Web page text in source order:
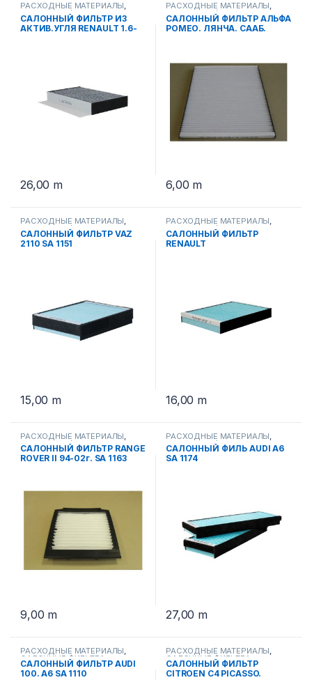
РАСХОДНЫЕ МАТЕРИАЛЫ,
САЛОННЫЕ ФИЛЬТРА
САЛОННЫЙ ФИЛЬТР ИЗ
АКТИВ.УГЛЯ RENAULT 1.6-
26,00 m
РАСХОДНЫЕ МАТЕРИАЛЫ,
САЛОННЫЕ ФИЛЬТРА
САЛОННЫЙ ФИЛЬТР АЛЬФА
РОМЕО. ЛЯНЧА. СААБ.
6,00 m
РАСХОДНЫЕ МАТЕРИАЛЫ,
САЛОННЫЕ ФИЛЬТРА
САЛОННЫЙ ФИЛЬТР VAZ
2110 SA 1151
15,00 m
РАСХОДНЫЕ МАТЕРИАЛЫ,
САЛОННЫЕ ФИЛЬТРА
САЛОННЫЙ ФИЛЬТР
RENAULT
16,00 m
РАСХОДНЫЕ МАТЕРИАЛЫ
САЛОННЫЕ ФИЛЬТРА
САЛОННЫЙ ФИЛЬТР RANGE
ROVER II 94-02г. SA 1163
9,00 m
РАСХОДНЫЕ МАТЕРИАЛЫ
САЛОННЫЕ ФИЛЬТРА
САЛОННЫЙ ФИЛЬ AUDI A6
SA 1174
27,00 m
РАСХОДНЫЕ МАТЕРИАЛЫ,
САЛОННЫЕ ФИЛЬТРА
САЛОННЫЙ ФИЛЬТР AUDI
100. A6 SA 1110
РАСХОДНЫЕ МАТЕРИАЛЫ,
САЛОННЫЕ ФИЛЬТРА
САЛОННЫЙ ФИЛЬТР
CITROEN C4 PICASSO.